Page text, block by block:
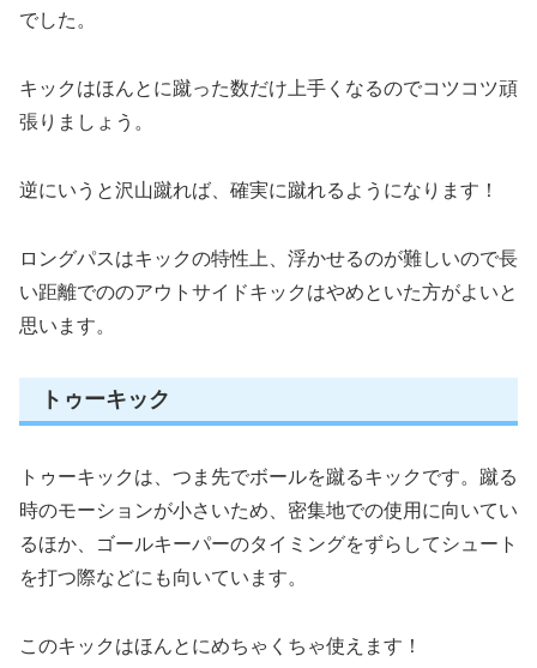
でした。
キックはほんとに蹴った数だけ上手くなるのでコツコツ頑
張りましょう。
逆にいうと沢山蹴れば、確実に蹴れるようになります！
ロングパスはキックの特性上、浮かせるのが難しいので長
い距離でののアウトサイドキックはやめといた方がよいと
思います。
トゥーキック
トゥーキックは、つま先でボールを蹴るキックです。蹴る
時のモーションが小さいため、密集地での使用に向いてい
るほか、ゴールキーパーのタイミングをずらしてシュート
を打つ際などにも向いています。
このキックはほんとにめちゃくちゃ使えます！